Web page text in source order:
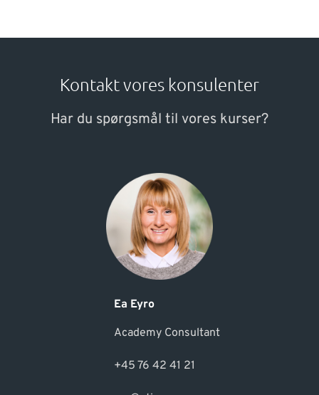
Kontakt vores konsulenter
Har du spørgsmål til vores kurser?
Ea Eyro
Academy Consultant
+45 76 42 41 21